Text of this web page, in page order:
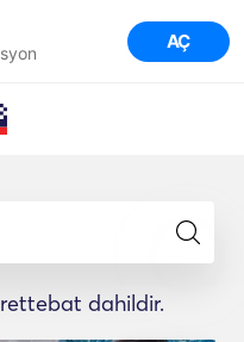
AÇ
dahildir.